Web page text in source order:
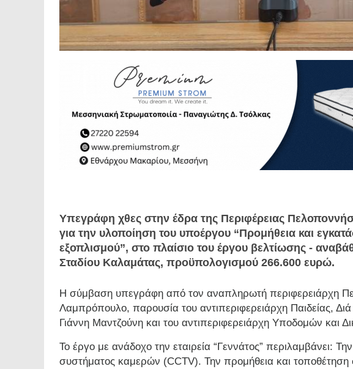
Υπεγράφη χθες στην έδρα της Περιφέρειας
για την υλοποίηση του υποέργου “Προμήθεια και
εξοπλισμού”, στο πλαίσιο του έργου βελτίωσης -
Σταδίου Καλαμάτας, προϋπολογισμού 266.600 ευρώ.
Η σύμβαση υπεγράφη από τον αναπληρωτή περιφερειάρχη
Λαμπρόπουλο, παρουσία του αντιπεριφερειάρχη Παιδείας,
Γιάννη Μαντζούνη και του αντιπεριφερειάρχη Υποδομών και
Το έργο με ανάδοχο την εταιρεία “Γεννάτος” περιλαμβάνει:
συστήματος καμερών (CCTV). Την προμήθεια και